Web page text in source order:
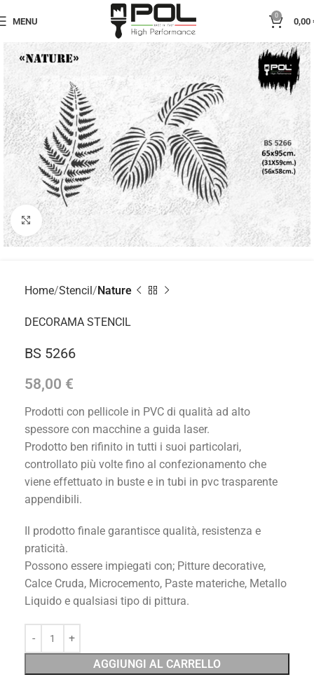
MENU
0
0,00
Click to enlarge
Home Stencil Nature
DECORAMA STENCIL
BS 5266
58,00 €
Prodotti con pellicole in PVC di qualità ad alto
spessore con macchine a guida laser.
Prodotto ben rifinito in tutti i suoi particolari,
controllato più volte fino al confezionamento che
viene effettuato in buste e in tubi in pvc trasparente
appendibili.
Il prodotto finale garantisce qualità, resistenza e
praticità.
Possono essere impiegati con; Pitture decorative,
Calce Cruda, Microcemento, Paste materiche, Metallo
Liquido e qualsiasi tipo di pittura.
AGGIUNGI AL CARRELLO